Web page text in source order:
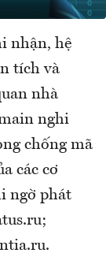
nhận, hệ
tích và
nhà
nghi
chống mã
các cơ
ngờ phát